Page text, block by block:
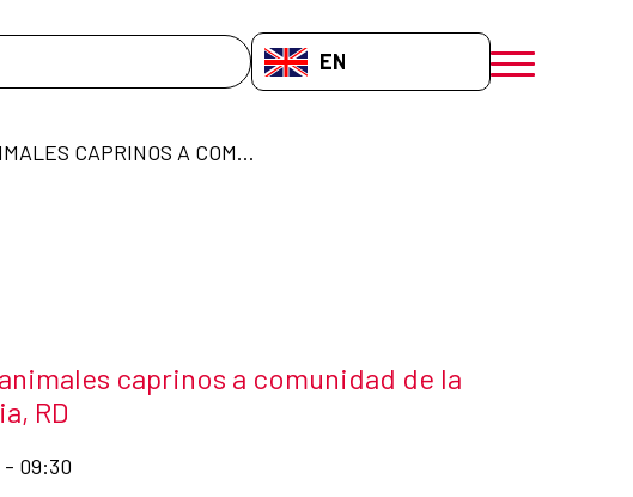
EN-GB
menú móvil
ENTREGA ANIMALES CAPRINOS A COMUNIDAD DE LA ALTAGRACIA, RD
caprinos a comunidad de la
RD
of the news item
09:30